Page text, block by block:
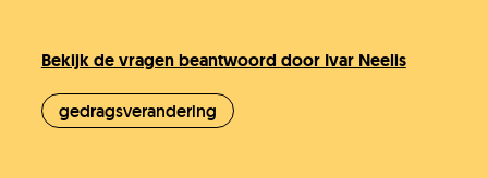
Bekijk de vragen beantwoord door Ivar Neelis
gedragsverandering